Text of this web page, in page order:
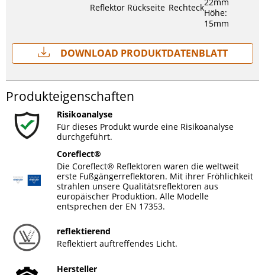
Reflektor Rückseite RechteckHöhe:
15mm
Download Produktdatenblatt
Produkteigenschaften
Risikoanalyse
Für dieses Produkt wurde eine Risikoanalyse
durchgeführt.
Coreflect®
Die Coreflect® Reflektoren waren die weltweit
erste Fußgängerreflektoren. Mit ihrer Fröhlichkeit
strahlen unsere Qualitätsreflektoren aus
europäischer Produktion. Alle Modelle
entsprechen der EN 17353.
reflektierend
Reflektiert auftreffendes Licht.
Hersteller